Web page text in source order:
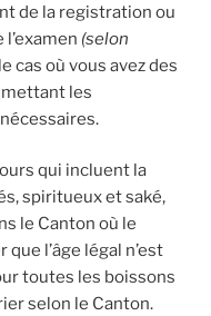
de la registration ou
(selon
cas où vous avez des
les
qui incluent la
spiritueux et saké,
le Canton où le
l’âge légal n’est
toutes les boissons
selon le Canton.